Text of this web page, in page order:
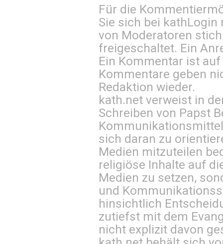
Für die
Sie sich bei kathLogin
von Moderatoren
freigeschaltet. Ein
Ein Kommentar ist
Kommentare geben
Redaktion wieder.
kath.net verweist in
Schreiben von Papst
sich daran zu
Medien mitzuteilen
religiöse Inhalte auf
Medien zu setzen,
und
hinsichtlich
zutiefst mit dem
nicht explizit davon